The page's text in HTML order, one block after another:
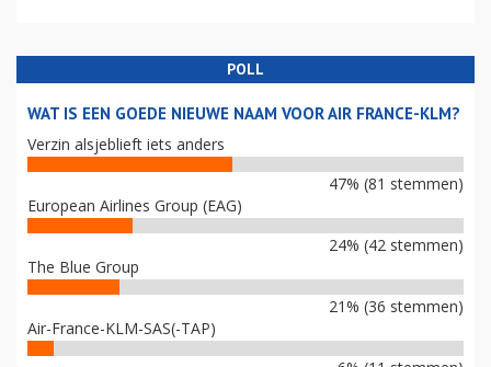
POLL
WAT IS EEN GOEDE NIEUWE NAAM VOOR AIR FRANCE-KLM?
Verzin alsjeblieft iets anders
47% (81 stemmen)
European Airlines Group (EAG)
24% (42 stemmen)
The Blue Group
21% (36 stemmen)
Air-France-KLM-SAS(-TAP)